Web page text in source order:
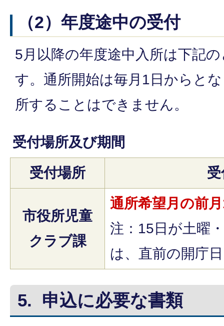
（2）年度途中の受付
5月以降の年度途中入所は下記
す。通所開始は毎月1日からと
所することはできません。
受付場所及び期間
受付場所
市役所児童
クラブ課
通所希望月の前
注：15日が土曜
は、直前の開庁
5. 申込に必要な書類